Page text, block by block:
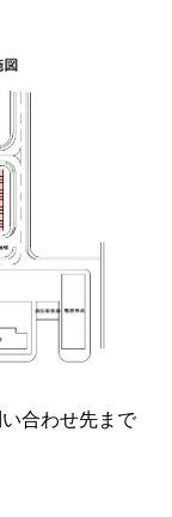
合わせ先まで